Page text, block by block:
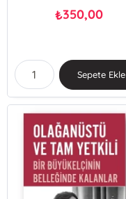
₺350,00
Sepete Ekle